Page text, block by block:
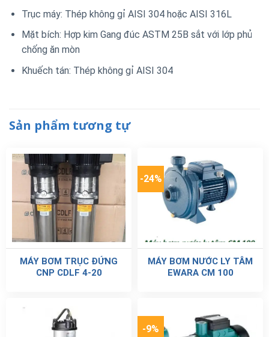
Trục máy: Thép không gỉ AISI 304 hoặc AISI 316L
Mặt bích: Hợp kim Gang đúc ASTM 25B sắt với lớp phủ
chống ăn mòn
Khuếch tán: Thép không gỉ AISI 304
Sản phẩm tương tự
MÁY BƠM TRỤC ĐỨNG
CNP CDLF 4-20
-24%
MÁY BƠM NƯỚC LY TÂM
EWARA CM 100
-9%